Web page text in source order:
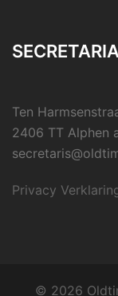
Ten
2406 TT Alphen
Privacy
© 2026